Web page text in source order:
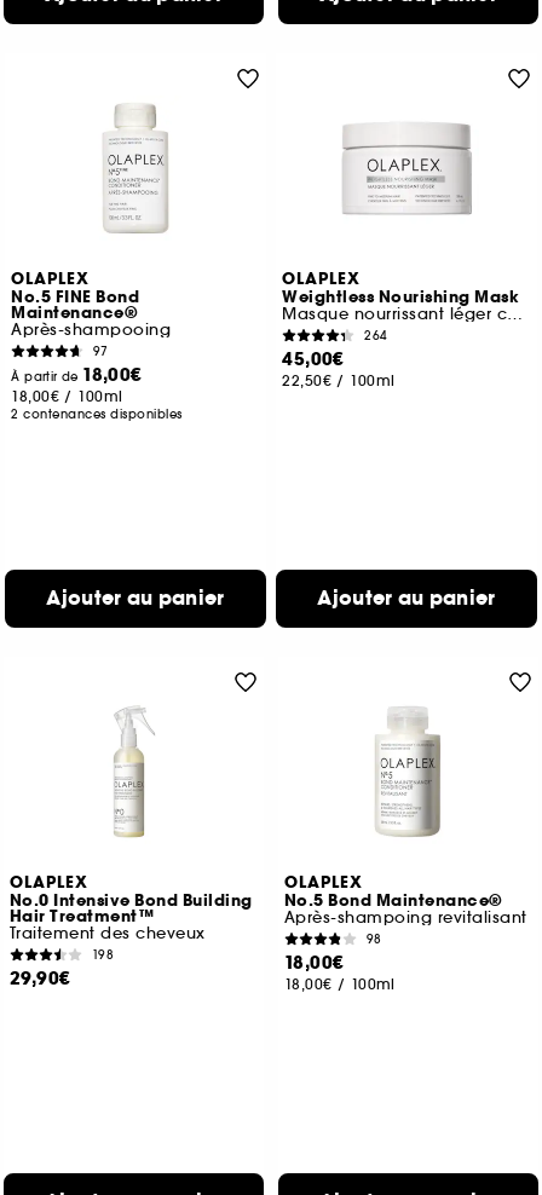
OLAPLEX
No.5 FINE Bond
Maintenance®
Après-shampooing
97
À partir de 18,00€
18,00€ / 100ml
2 contenances disponibles
Ajouter au panier
OLAPLEX
Weightless Nourishing Mask
Masque nourrissant léger cheveux fins à moyens
264
45,00€
22,50€ / 100ml
Ajouter au panier
OLAPLEX
No.0 Intensive Bond Building
Hair Treatment™
Traitement des cheveux
198
29,90€
OLAPLEX
No.5 Bond Maintenance®
Après-shampoing revitalisant
98
18,00€
18,00€ / 100ml